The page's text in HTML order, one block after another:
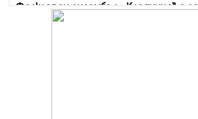
Фолклорен ансамбъл „Кладница“ с
фестивал в Полша